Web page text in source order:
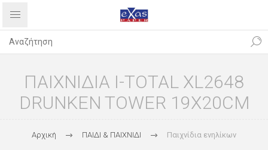
ΠΑΙΧΝΙΔΙΑ I-TOTAL XL2648
DRUNKEN TOWER 19X20CM
Αρχική ΠΑΙΔΙ & ΠΑΙΧΝΙΔΙ Παιχνίδια ενηλίκων